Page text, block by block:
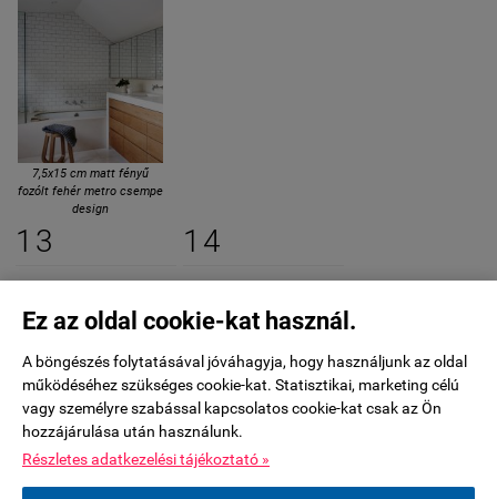
Ez az oldal cookie-kat használ.
A böngészés folytatásával jóváhagyja, hogy használjunk az oldal
működéséhez szükséges cookie-kat. Statisztikai, marketing célú
vagy személyre szabással kapcsolatos cookie-kat csak az Ön
hozzájárulása után használunk.
Részletes adatkezelési tájékoztató »
7,5x15 cm matt fényű
fozólt fehér metro csempe
design
13
10x20 Fehér Fényes Fozólt
metrocsempe
14
metrocsempe